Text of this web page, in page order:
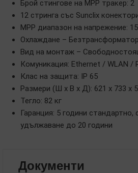
Брой стингове на MPP тракер: 2
12 стринга със Sunclix
MPP диапазон на напрежение:
Охлаждане –
Вид на монтаж –
Комуникация: Ethernet / WLAN /
Клас на защита: IP 65
Размери (Ш x В x Д): 621 x 733 x
Тегло: 82 кг
Гаранция: 5 години стандартно,
удължаване до 20 години
Документи